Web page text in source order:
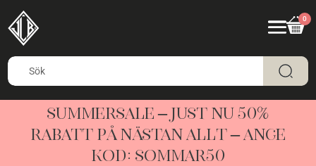
0
SUMMERSALE – JUST NU 50%
RABATT PÅ NÄSTAN ALLT – ANGE
KOD: SOMMAR50